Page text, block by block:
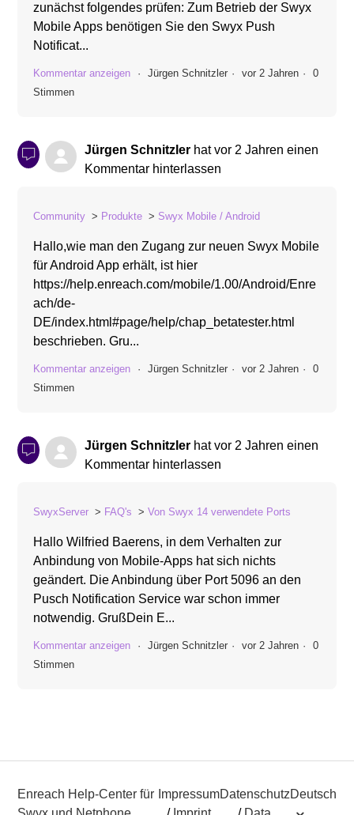
zunächst folgendes prüfen: Zum Betrieb der Swyx
Mobile Apps benötigen Sie den Swyx Push
Notificat...
Kommentar anzeigen Jürgen Schnitzler vor 2 Jahren
0
Stimmen
Jürgen Schnitzler hatvor 2 Jahren einen
Kommentar hinterlassen
Community Produkte Swyx Mobile / Android
Hallo,wie man den Zugang zur neuen Swyx Mobile
für Android App erhält, ist hier
https://help.enreach.com/mobile/1.00/Android/Enre
ach/de-
DE/index.html#page/help/chap_betatester.html
beschrieben. Gru...
Kommentar anzeigen Jürgen Schnitzler vor 2 Jahren
0
Stimmen
Jürgen Schnitzler hatvor 2 Jahren einen
Kommentar hinterlassen
SwyxServer FAQ's Von Swyx 14 verwendete Ports
Hallo Wilfried Baerens, in dem Verhalten zur
Anbindung von Mobile-Apps hat sich nichts
geändert. Die Anbindung über Port 5096 an den
Pusch Notification Service war schon immer
notwendig. GrußDein E...
Kommentar anzeigen Jürgen Schnitzler vor 2 Jahren
0
Stimmen
Enreach Help-Center für ImpressumDatenschutzDeutsch